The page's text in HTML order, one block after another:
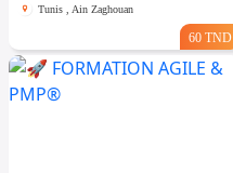
Tunis , Ain Zaghouan
60 TND